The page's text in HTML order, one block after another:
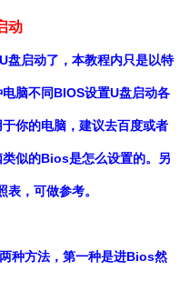
动
盘启动了，本教程内只是以特
脑不同BIOS设置U盘启动各
你的电脑，建议去百度或者
似的Bios是怎么设置的。另
，可做参考。
种方法，第一种是进Bios然